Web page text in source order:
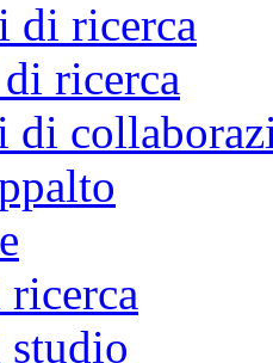
di ricerca
ricerca
di
studio